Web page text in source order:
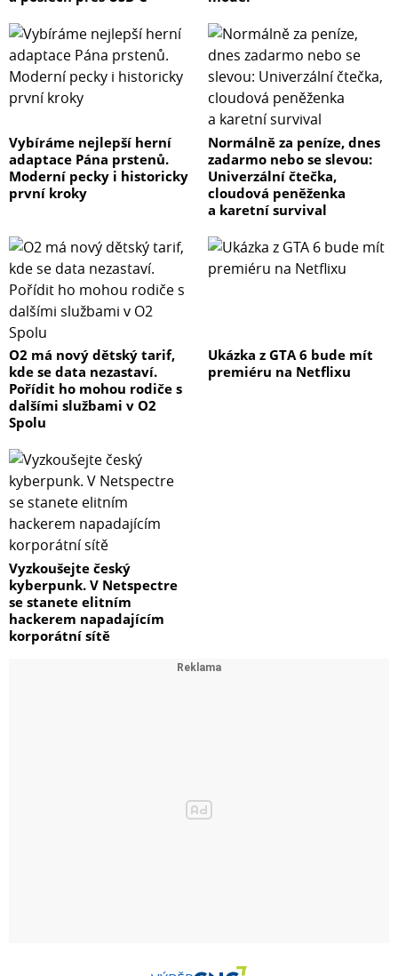
Vybíráme nejlepší herní
adaptace Pána prstenů.
Moderní pecky i historicky
první kroky
Normálně za peníze, dnes
zadarmo nebo se slevou:
Univerzální čtečka,
cloudová peněženka
a karetní survival
O2 má nový dětský tarif,
kde se data nezastaví.
Pořídit ho mohou rodiče s
dalšími službami v O2
Spolu
Ukázka z GTA 6 bude mít
premiéru na Netflixu
Vyzkoušejte český
kyberpunk. V Netspectre
se stanete elitním
hackerem napadajícím
korporátní sítě